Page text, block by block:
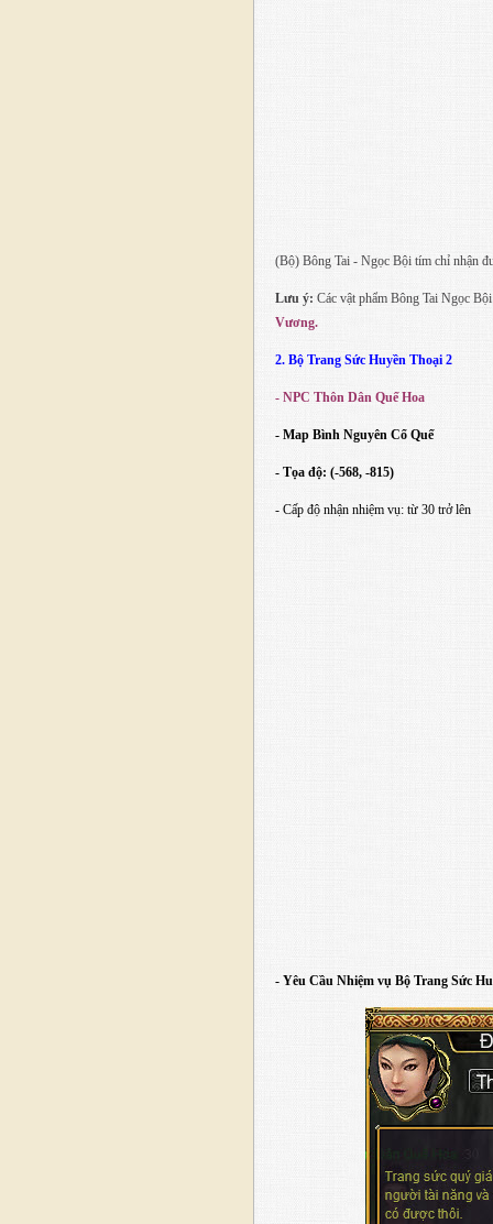
(Bộ) Bông Tai - Ngọc Bội tím chỉ nhận
Lưu ý: Các vật phẩm Bông Tai Ngọc
Vương.
2. Bộ Trang Sức Huyền Thoại 2
- NPC Thôn Dân Quế Hoa
- Map Bình Nguyên Cổ Quế
- Tọa độ: (-568, -815)
- Cấp độ nhận nhiệm vụ: từ 30 trở lên
- Yêu Cầu Nhiệm vụ Bộ Trang Sức